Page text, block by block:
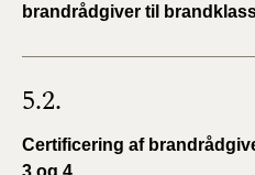
brandrådgiver til
5.2.
Certificering af
3 og 4